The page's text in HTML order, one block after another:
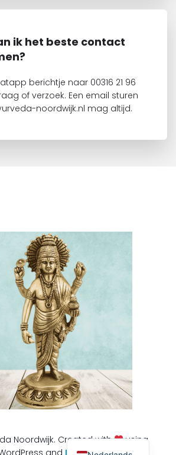
ik het beste contact
berichtje naar 00316 21 96
of verzoek. Een email sturen
noordwijk.nl mag altijd.
Noordwijk. Created with
using
and Kubio